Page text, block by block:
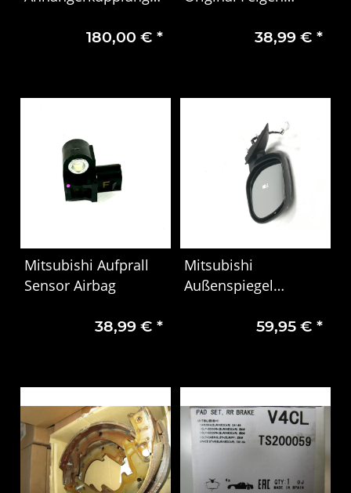
Outlander MZ314897
180,00 € *
MZ553165EX38,99 €*
Mitsubishi Aufprall
Sensor Airbag
38,99 € *
Mitsubishi
Außenspiegel
59,95 €*